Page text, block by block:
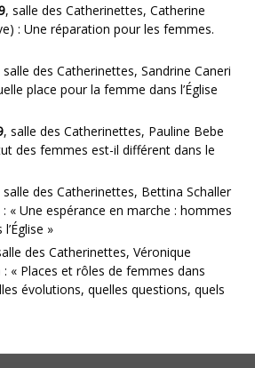
, salle des Catherinettes, Catherine
: Une réparation pour les femmes.
salle des Catherinettes, Sandrine Caneri
place pour la femme dans l’Église
, salle des Catherinettes, Pauline Bebe
des femmes est-il différent dans le
salle des Catherinettes, Bettina Schaller
« Une espérance en marche : hommes
»
des Catherinettes, Véronique
« Places et rôles de femmes dans
évolutions, quelles questions, quels